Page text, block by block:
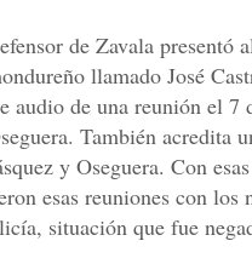
de Zavala presentó
llamado José
audio de una reunión el
También acredita
y Oseguera. Con
esas reuniones con los
situación que fue